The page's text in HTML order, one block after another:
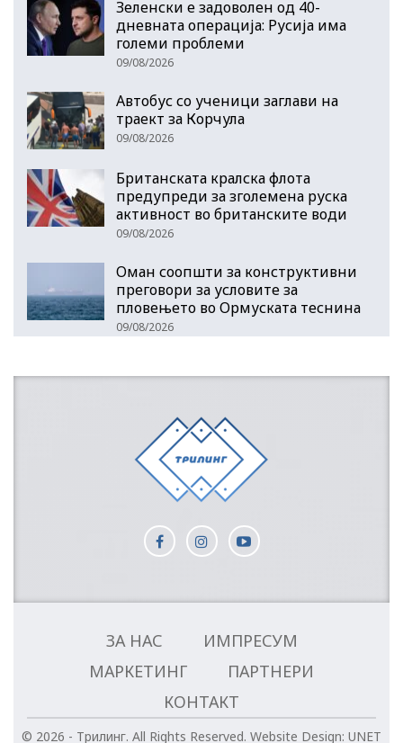
Зеленски е задоволен од 40-
дневната операција: Русија има
големи проблеми
09/08/2026
Автобус со ученици заглави на
траект за Корчула
09/08/2026
Британската кралска флота
предупреди за зголемена руска
активност во британските води
09/08/2026
Оман соопшти за конструктивни
преговори за условите за
пловењето во Ормуската теснина
09/08/2026
ЗА НАС
ИМПРЕСУМ
МАРКЕТИНГ
ПАРТНЕРИ
КОНТАКТ
© 2026 - Трилинг. All Rights Reserved. Website Design: UNET